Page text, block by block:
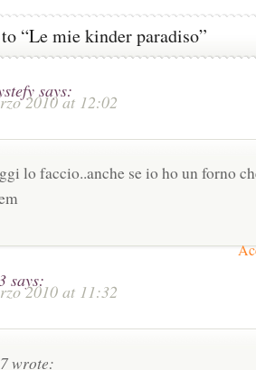
“Le mie kinder paradiso”
says:
2010 at 12:02
lo faccio..anche se io ho un forno
says:
2010 at 11:32
wrote: